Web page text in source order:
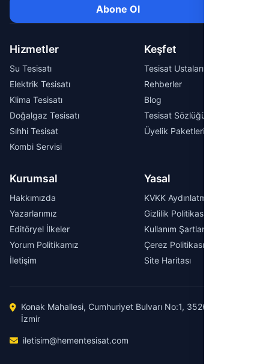
Abone Ol
Hizmetler
Su Tesisatı
Elektrik Tesisatı
Klima Tesisatı
Doğalgaz Tesisatı
Sıhhi Tesisat
Kombi Servisi
Keşfet
Tesisat Ustaları
Rehberler
Blog
Tesisat Sözlüğü
Üyelik Paketleri
Kurumsal
Hakkımızda
Yazarlarımız
Editöryel İlkeler
Yorum Politikamız
İletişim
Yasal
KVKK Aydınlatma Metni
Gizlilik Politikası
Kullanım Şartları
Çerez Politikası
Site Haritası
Konak Mahallesi, Cumhuriyet Bulvarı No:1, 35260 Konak /
İzmir
iletisim@hementesisat.com